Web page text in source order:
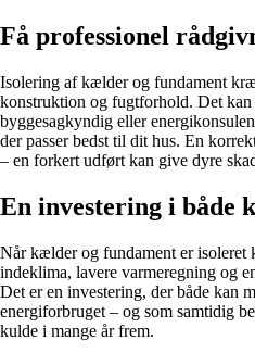
Få professionel
Isolering af kælder og fundament
konstruktion og fugtforhold. Det
byggesagkyndig eller
der passer bedst til dit hus. En
– en forkert udført kan give dyre
En investering i både
Når kælder og fundament er isoleret
indeklima, lavere varmeregning og
Det er en investering, der både kan
energiforbruget – og som samtidig
kulde i mange år frem.